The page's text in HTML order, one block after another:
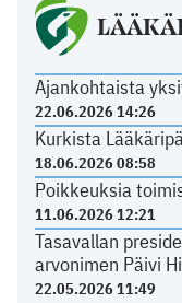
Ajankohtaista
22.06.2026 14:26
Kurkista
18.06.2026 08:58
Poikkeuksia
11.06.2026 12:21
Tasavallan
arvonimen Päivi
22.05.2026 11:49